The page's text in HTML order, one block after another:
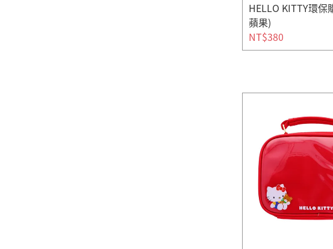
HELLO KITTY環保
蘋果)
NT$380